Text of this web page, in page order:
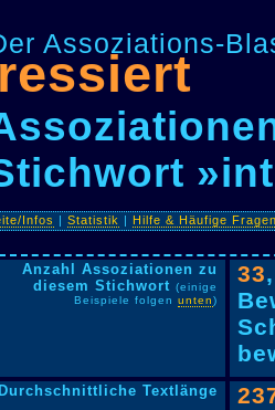
Assoziations-
Infos |Statistik |Hilfe & Häufige
Anzahl Assoziationen zu
diesem Stichwort (einige
Beispiele folgen unten)
33
Durchschnittliche Textlänge